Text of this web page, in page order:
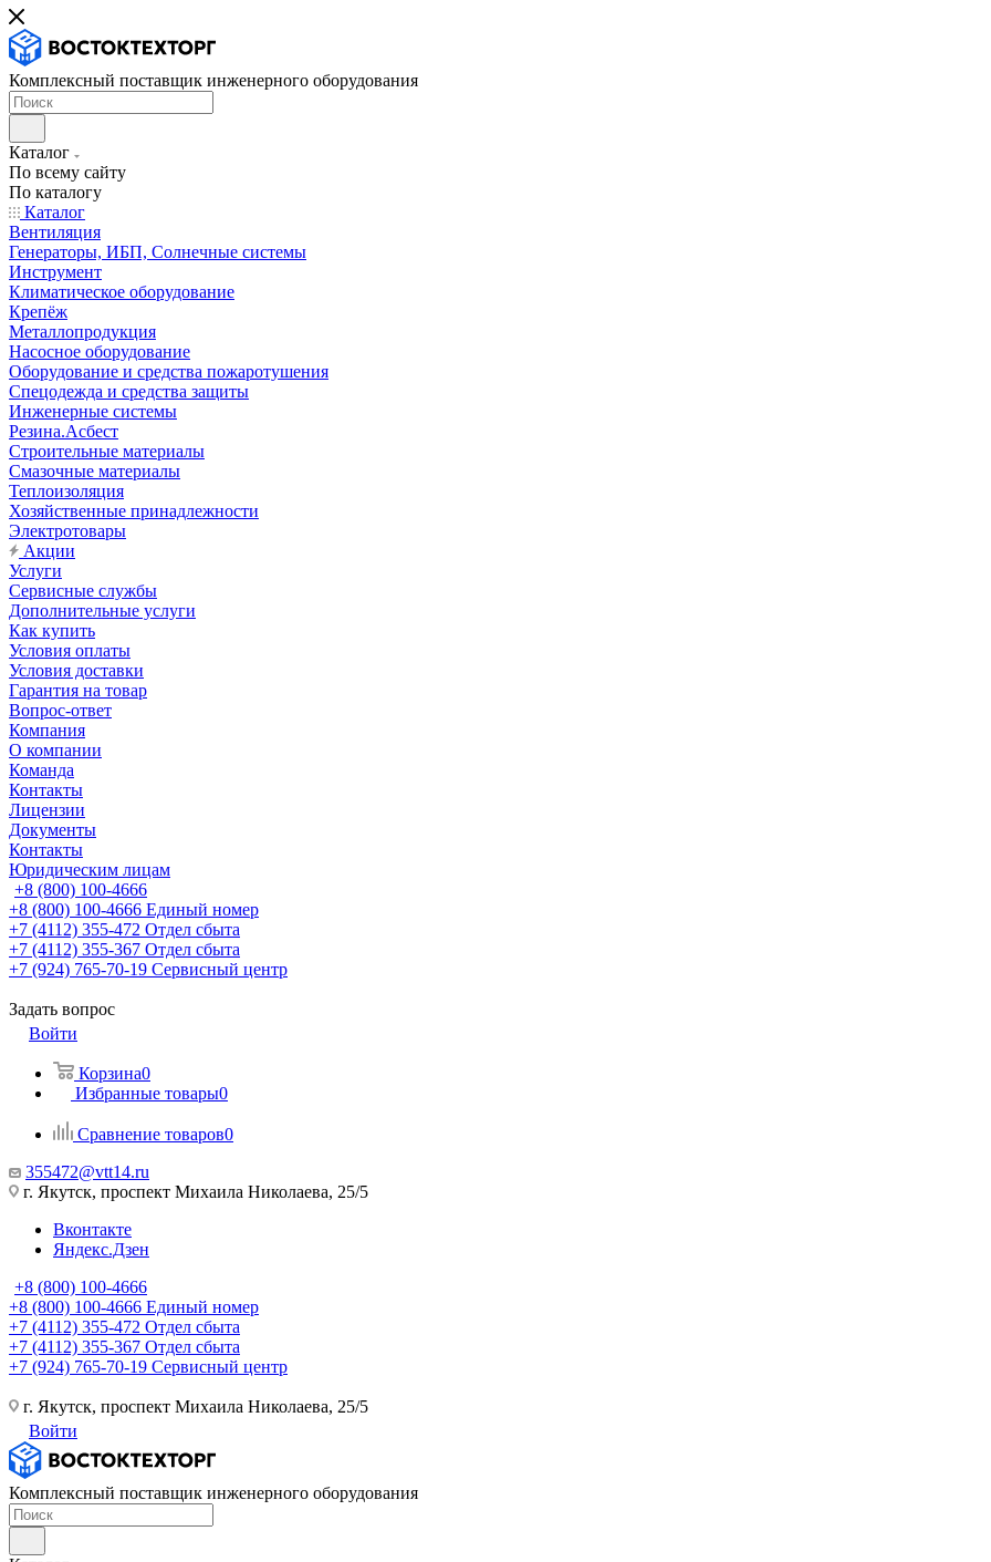
Комплексный поставщик инженерного оборудования
Каталог
По всему сайту
По каталогу
Каталог
Вентиляция
Генераторы, ИБП, Солнечные системы
Инструмент
Климатическое оборудование
Крепёж
Металлопродукция
Насосное оборудование
Оборудование и средства пожаротушения
Спецодежда и средства защиты
Инженерные системы
Резина.Асбест
Строительные материалы
Смазочные материалы
Теплоизоляция
Хозяйственные принадлежности
Электротовары
Акции
Услуги
Сервисные службы
Дополнительные услуги
Как купить
Условия оплаты
Условия доставки
Гарантия на товар
Вопрос-ответ
Компания
О компании
Команда
Контакты
Лицензии
Документы
Контакты
Юридическим лицам
+8 (800) 100-4666
+8 (800) 100-4666 Единый номер
+7 (4112) 355-472 Отдел сбыта
+7 (4112) 355-367 Отдел сбыта
+7 (924) 765-70-19 Сервисный центр
Задать вопрос
Войти
Корзина0
Избранные товары0
Сравнение товаров0
355472@vtt14.ru
г. Якутск, проспект Михаила Николаева, 25/5
Вконтакте
Яндекс.Дзен
+8 (800) 100-4666
+8 (800) 100-4666 Единый номер
+7 (4112) 355-472 Отдел сбыта
+7 (4112) 355-367 Отдел сбыта
+7 (924) 765-70-19 Сервисный центр
г. Якутск, проспект Михаила Николаева, 25/5
Войти
Комплексный поставщик инженерного оборудования